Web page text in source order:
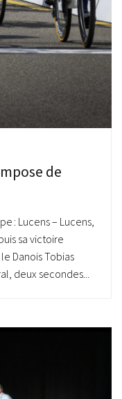
de
: Lucens – Lucens,
sa victoire
Danois Tobias
deux secondes...